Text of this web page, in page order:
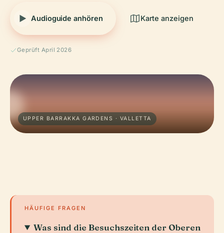
Audioguide anhören Karte anzeigen
Geprüft April 2026
UPPER BARRAKKA GARDENS · VALLETTA
HÄUFIGE FRAGEN
Was sind die Besuchszeiten der Oberen